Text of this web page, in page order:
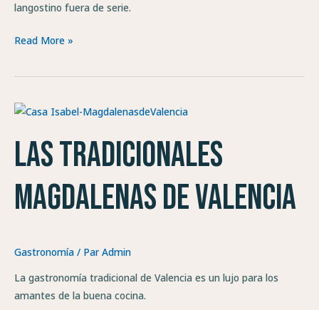
langostino fuera de serie.
Read More »
Las tradicionales
magdalenas de Valencia
Gastronomía / ParAdmin
La gastronomía tradicional de Valencia es un lujo para los
amantes de la buena cocina.
Las
magdalenas
de
Valencia